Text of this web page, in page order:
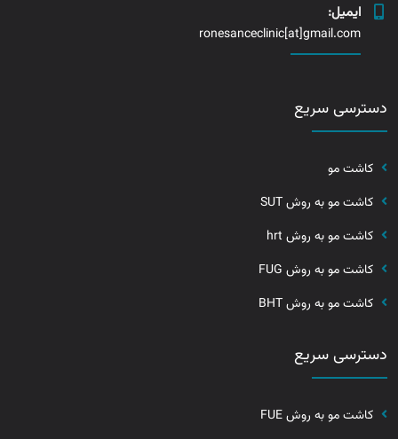
ایمیل:
ronesanceclinic[at]gmail.com
دسترسی سریع
کاشت مو
کاشت مو به روش SUT
کاشت مو به روش hrt
کاشت مو به روش FUG
کاشت مو به روش BHT
دسترسی سریع
کاشت مو به روش FUE